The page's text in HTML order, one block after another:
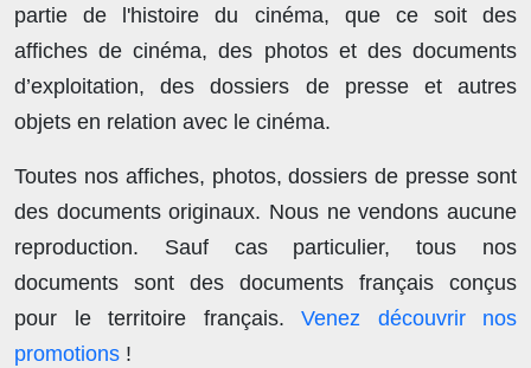
partie de l'histoire du cinéma, que ce soit des
affiches de cinéma, des photos et des documents
d’exploitation, des dossiers de presse et autres
objets en relation avec le cinéma.
Toutes nos affiches, photos, dossiers de presse sont
des documents originaux. Nous ne vendons aucune
reproduction. Sauf cas particulier, tous nos
documents sont des documents français conçus
pour le territoire français. Venez découvrir nos
promotions !